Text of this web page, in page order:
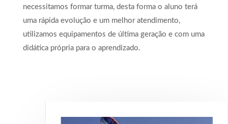
necessitamos formar turma, desta forma o aluno terá
uma rápida evolução e um melhor atendimento,
utilizamos equipamentos de última geração e com uma
didática própria para o aprendizado.